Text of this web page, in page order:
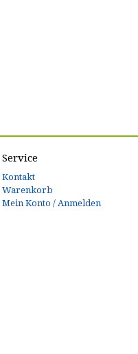
Service
Kontakt
Warenkorb
Mein Konto / Anmelden